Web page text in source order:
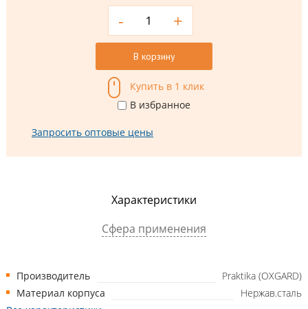
- +
В корзину
Купить в 1 клик
В избранное
Запросить оптовые цены
Характеристики
Сфера применения
Производитель
Praktika (OXGARD)
Материал корпуса
Нержав.сталь